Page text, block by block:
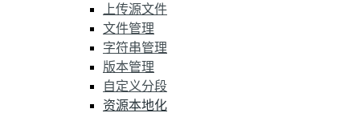
上传源文件
文件管理
字符串管理
版本管理
自定义分段
资源本地化